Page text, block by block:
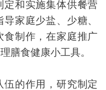
定和实施集体供餐营
家庭少盐、少糖、
食制作，在家庭推广
膳食健康小工具。
伍的作用，研究制定